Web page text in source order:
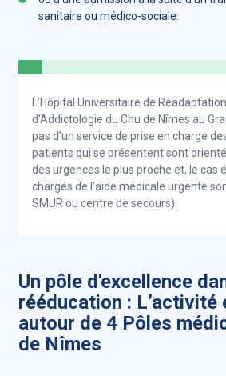
sanitaire ou médico-sociale.
L’Hôpital Universitaire de
d'Addictologie du Chu de Nîmes au
pas d’un service de prise en charge
patients qui se présentent sont
des urgences le plus proche et, le cas
chargés de l’aide médicale urgente
SMUR ou centre de secours).
Un pôle d'excellence
rééducation :
autour de 4 Pôles
de Nîmes